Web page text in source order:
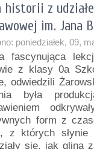
historii z
im. Jana
poniedziałek, 09,
fascynująca
z klasy 0a
odwiedzili
była
form z
z których
się, jak glina